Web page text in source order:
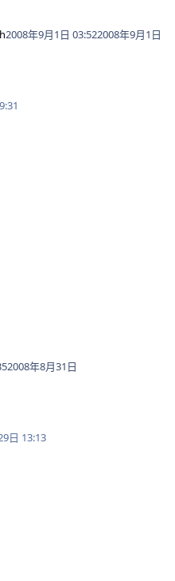
2008年9月1日 03:522008年9月1日
2008年8月31日
日 13:13